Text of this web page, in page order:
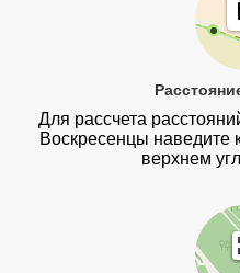
Для рассчета
Воскресенцы наведите
верхнем